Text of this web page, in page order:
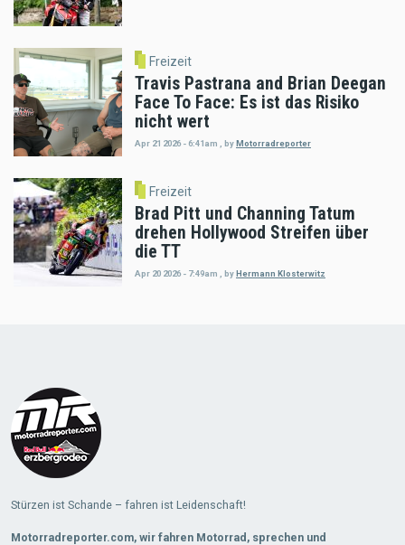
Freizeit
Travis Pastrana and Brian Deegan
Face To Face: Es ist das Risiko
nicht wert
Apr 21 2026 - 6:41am byMotorradreporter
Freizeit
Brad Pitt und Channing Tatum
drehen Hollywood Streifen über
die TT
Apr 20 2026 - 7:49am byHermann Klosterwitz
Stürzen ist Schande – fahren ist Leidenschaft!
Motorradreporter.com, wir fahren Motorrad, sprechen und